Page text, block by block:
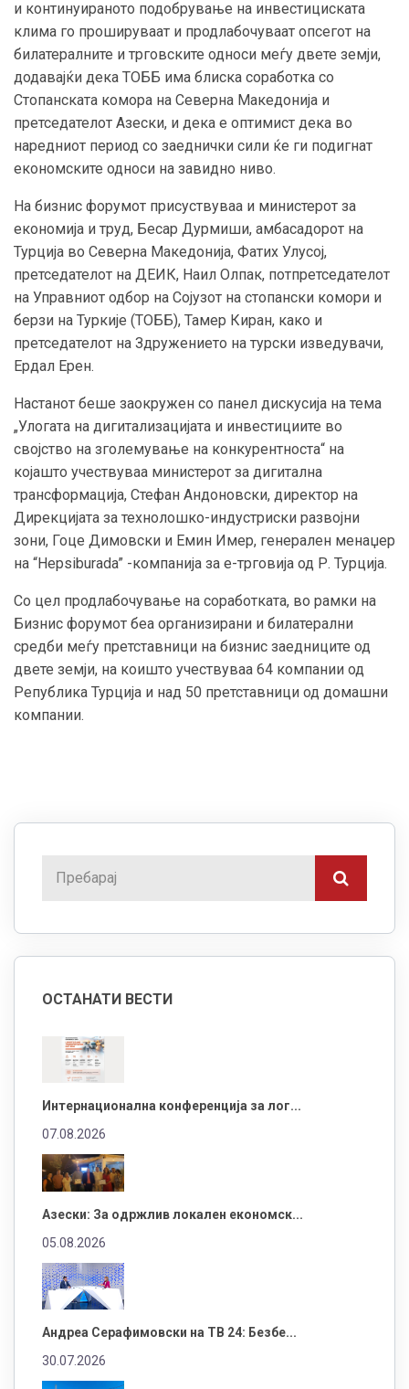
и континуираното подобрување на инвестициската
клима го прошируваат и продлабочуваат опсегот на
билатералните и трговските односи меѓу двете земји,
додавајќи дека ТОББ има блиска соработка со
Стопанската комора на Северна Македонија и
претседателот Азески, и дека е оптимист дека во
наредниот период со заеднички сили ќе ги подигнат
економските односи на завидно ниво.
На бизнис форумот присуствуваа и министерот за
економија и труд, Бесар Дурмиши, амбасадорот на
Турција во Северна Македонија, Фатих Улусој,
претседателот на ДЕИК, Наил Олпак, потпретседателот
на Управниот одбор на Сојузот на стопански комори и
берзи на Туркије (ТОББ), Тамер Киран, како и
претседателот на Здружението на турски изведувачи,
Ердал Ерен.
Настанот беше заокружен со панел дискусија на тема
„Улогата на дигитализацијата и инвестициите во
својство на зголемување на конкурентноста“ на
којашто учествуваа министерот за дигитална
трансформација, Стефан Андоновски, директор на
Дирекцијата за технолошко-индустриски развојни
зони, Гоце Димовски и Емин Имер, генерален менаџер
на “Hepsiburada” -компанија за е-трговија од Р. Турција.
Со цел продлабочување на соработката, во рамки на
Бизнис форумот беа организирани и билатерални
средби меѓу претставници на бизнис заедниците од
двете земји, на коишто учествуваа 64 компании од
Република Турција и над 50 претставници од домашни
компании.
ОСТАНАТИ ВЕСТИ
Интернационална конференција за лог...
07.08.2026
Азески: За одржлив локален економск...
05.08.2026
Андреа Серафимовски на ТВ 24: Безбе...
30.07.2026